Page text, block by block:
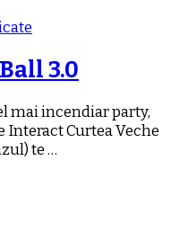
3.0
mai incendiar party,
Interact Curtea Veche
te …